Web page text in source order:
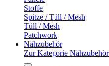
Stoffe
Spitze / Tüll / Mesh
Tüll / Mesh
Patchwork
Nähzubehör
Zur Kategorie Nähzubehör